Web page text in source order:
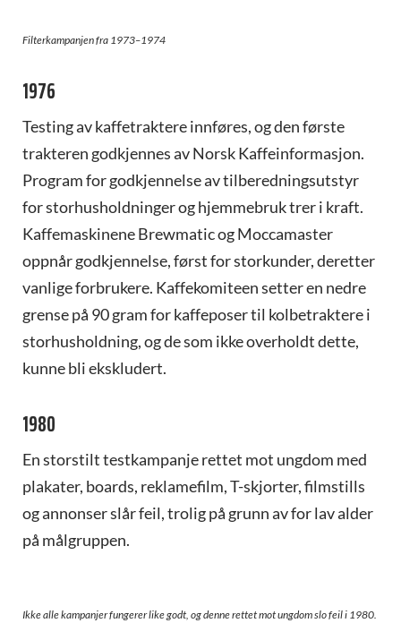
Filterkampanjen fra 1973–1974
1976
Testing av kaffetraktere innføres, og den første
trakteren godkjennes av Norsk Kaffeinformasjon.
Program for godkjennelse av tilberedningsutstyr
for storhusholdninger og hjemmebruk trer i kraft.
Kaffemaskinene Brewmatic og Moccamaster
oppnår godkjennelse, først for storkunder, deretter
vanlige forbrukere. Kaffekomiteen setter en nedre
grense på 90 gram for kaffeposer til kolbetraktere i
storhusholdning, og de som ikke overholdt dette,
kunne bli ekskludert.
1980
En storstilt testkampanje rettet mot ungdom med
plakater, boards, reklamefilm, T-skjorter, filmstills
og annonser slår feil, trolig på grunn av for lav alder
på målgruppen.
Ikke alle kampanjer fungerer like godt, og denne rettet mot ungdom slo feil i 1980.